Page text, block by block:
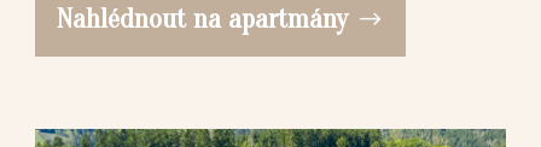
Nahlédnout na apartmány